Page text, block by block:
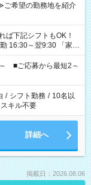
希望の勤務地を紹介
～翌9:30 「家族
飯の準備がしたい」
希望を教えてください
週40時間を超える場
～ ■ご応募から最短2～
/ シフト勤務 / 10名以
キル不要
詳細へ
掲載日：2026.08.06